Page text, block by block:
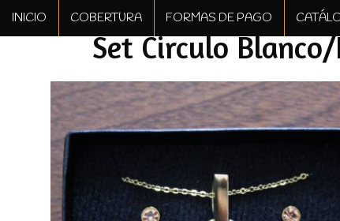
Saltar
al
INICIO COBERTURA FORMAS DE PAGO
Set Circulo